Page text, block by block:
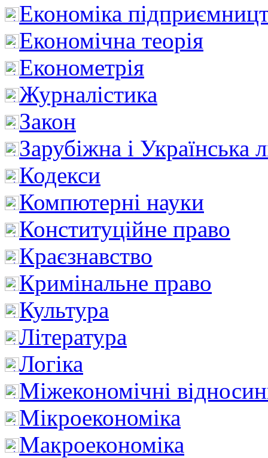
Економіка
Економічна теорія
Економетрія
Журналістика
Закон
Зарубіжна і Українська
Кодекси
Компютерні науки
Конституційне право
Краєзнавство
Кримінальне право
Культура
Література
Логіка
Міжекономічні
Мікроекономіка
Макроекономіка